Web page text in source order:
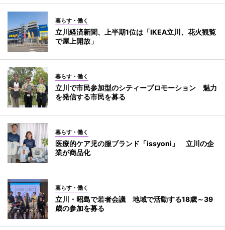
暮らす・働く
立川経済新聞、上半期1位は「IKEA立川、花火観覧
で屋上開放」
暮らす・働く
立川で市民参加型のシティープロモーション 魅力
を発信する市民を募る
暮らす・働く
医療的ケア児の服ブランド「issyoni」 立川の企
業が商品化
暮らす・働く
立川・昭島で若者会議 地域で活動する18歳～39
歳の参加を募る